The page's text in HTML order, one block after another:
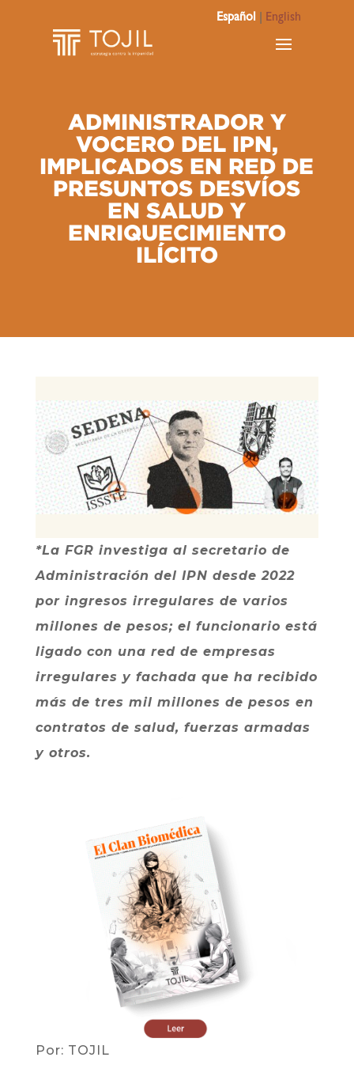
Español English
ADMINISTRADOR Y
VOCERO DEL IPN,
IMPLICADOS EN RED DE
PRESUNTOS DESVÍOS
EN SALUD Y
ENRIQUECIMIENTO
ILÍCITO
*La FGR investiga al secretario de
Administración del IPN desde 2022
por ingresos irregulares de varios
millones de pesos; el funcionario está
ligado con una red de empresas
irregulares y fachada que ha recibido
más de tres mil millones de pesos en
contratos de salud, fuerzas armadas
y otros.
Por: TOJIL